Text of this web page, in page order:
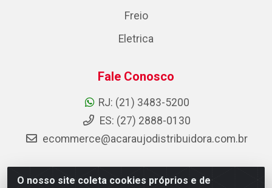
O nosso site coleta cookies próprios e de
Freio
Eletrica
Fale Conosco
RJ: (21) 3483-5200
ES: (27) 2888-0130
ecommerce@acaraujodistribuidora.com.br